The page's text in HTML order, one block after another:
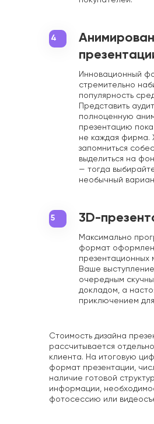
4
Инновационный
стремительно
популярность
Представить
полноценную
презентацию
не каждая фирма.
запомниться
выделиться на
— тогда
необычный
5 3D-
Максимально
формат
презентационных
Ваше
очередным
докладом, а
приключением
Стоимость дизайна
рассчитывается
клиента. На итоговую
формат презентации,
наличие готовой
информации,
фотосессию или